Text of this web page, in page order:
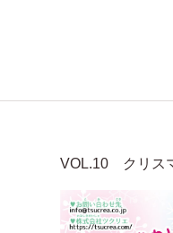
VOL.10 クリス